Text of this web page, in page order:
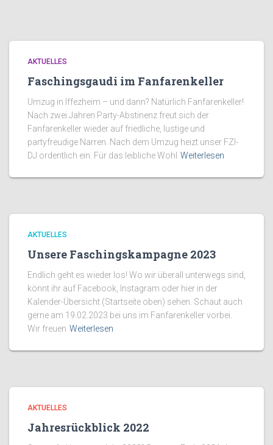
AKTUELLES
Faschingsgaudi im Fanfarenkeller
Umzug in Iffezheim – und dann? Natürlich Fanfarenkeller!
Nach zwei Jahren Party-Abstinenz freut sich der
Fanfarenkeller wieder auf friedliche, lustige und
partyfreudige Narren. Nach dem Umzug heizt unser FZI-
DJ ordentlich ein. Für das leibliche Wohl Weiterlesen
AKTUELLES
Unsere Faschingskampagne 2023
Endlich geht es wieder los! Wo wir überall unterwegs sind,
könnt ihr auf Facebook, Instagram oder hier in der
Kalender-Übersicht (Startseite oben) sehen. Schaut auch
gerne am 19.02.2023 bei uns im Fanfarenkeller vorbei.
Wir freuen Weiterlesen
AKTUELLES
Jahresrückblick 2022